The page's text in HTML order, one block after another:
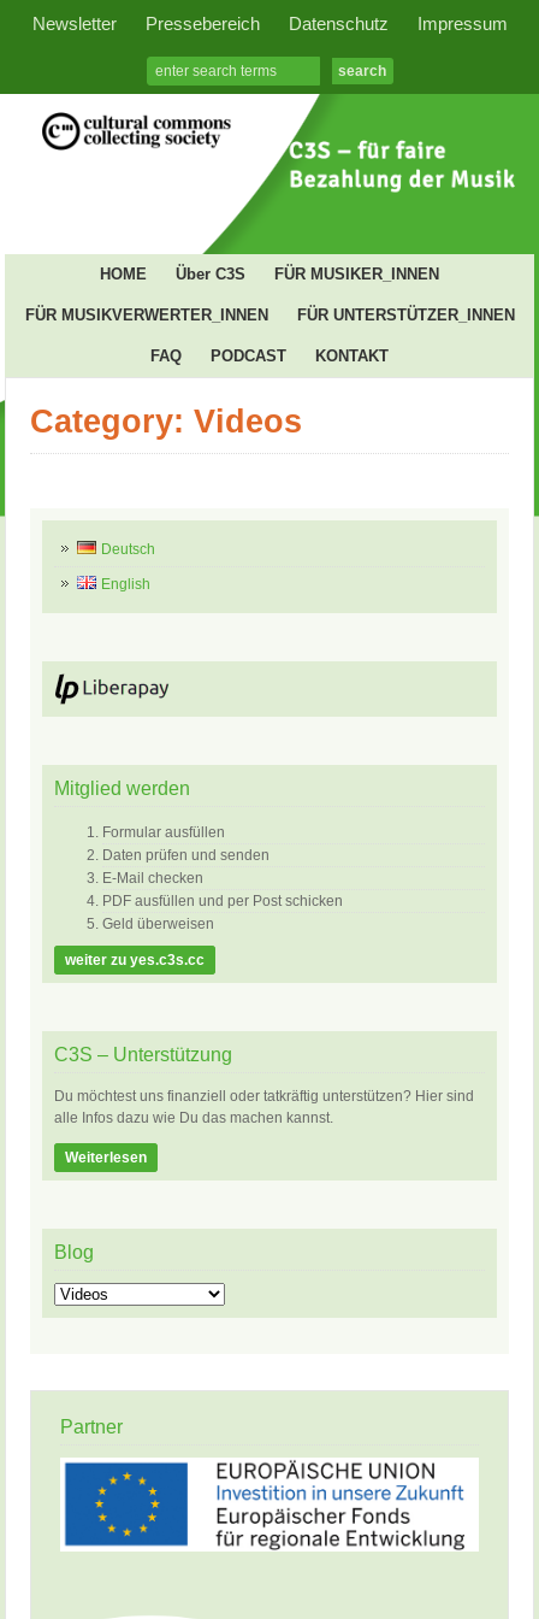
Newsletter Pressebereich Datenschutz Impressum
HOME Über C3S FÜR MUSIKER_INNEN
FÜR MUSIKVERWERTER_INNEN FÜR UNTERSTÜTZER_INNEN
FAQ PODCAST KONTAKT
Category: Videos
Deutsch
English
Mitglied werden
Formular ausfüllen
Daten prüfen und senden
E-Mail checken
PDF ausfüllen und per Post schicken
Geld überweisen
weiter zu yes.c3s.cc
C3S – Unterstützung
Du möchtest uns finanziell oder tatkräftig unterstützen? Hier sind
alle Infos dazu wie Du das machen kannst.
Weiterlesen
Blog
Blog
Partner